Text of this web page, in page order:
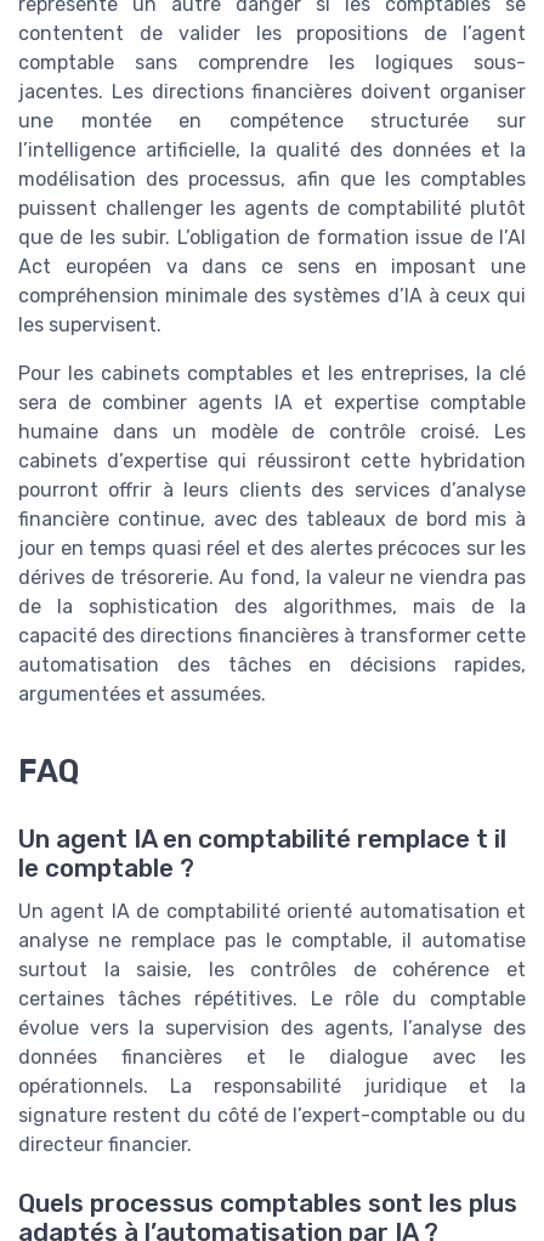
contentent de valider les propositions de l’agent
comptable sans comprendre les logiques sous-
jacentes. Les directions financières doivent organiser
une montée en compétence structurée sur
l’intelligence artificielle, la qualité des données et la
modélisation des processus, afin que les comptables
puissent challenger les agents de comptabilité plutôt
que de les subir. L’obligation de formation issue de l’AI
Act européen va dans ce sens en imposant une
compréhension minimale des systèmes d’IA à ceux qui
les supervisent.
Pour les cabinets comptables et les entreprises, la clé
sera de combiner agents IA et expertise comptable
humaine dans un modèle de contrôle croisé. Les
cabinets d’expertise qui réussiront cette hybridation
pourront offrir à leurs clients des services d’analyse
financière continue, avec des tableaux de bord mis à
jour en temps quasi réel et des alertes précoces sur les
dérives de trésorerie. Au fond, la valeur ne viendra pas
de la sophistication des algorithmes, mais de la
capacité des directions financières à transformer cette
automatisation des tâches en décisions rapides,
argumentées et assumées.
FAQ
Un agent IA en comptabilité remplace t il
le comptable ?
Un agent IA de comptabilité orienté automatisation et
analyse ne remplace pas le comptable, il automatise
surtout la saisie, les contrôles de cohérence et
certaines tâches répétitives. Le rôle du comptable
évolue vers la supervision des agents, l’analyse des
données financières et le dialogue avec les
opérationnels. La responsabilité juridique et la
signature restent du côté de l’expert-comptable ou du
directeur financier.
Quels processus comptables sont les plus
adaptés à l’automatisation par IA ?